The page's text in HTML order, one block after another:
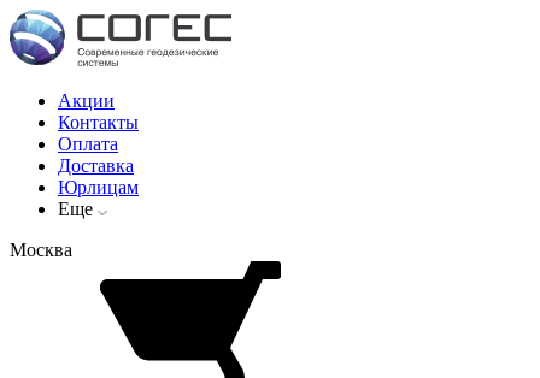
Акции
Контакты
Оплата
Доставка
Юрлицам
Еще
Москва